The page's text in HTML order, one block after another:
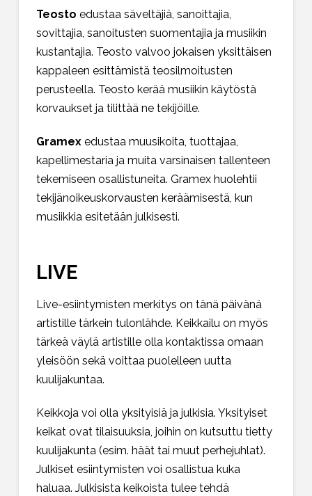
Teosto edustaa säveltäjiä, sanoittajia,
sovittajia, sanoitusten suomentajia ja musiikin
kustantajia. Teosto valvoo jokaisen yksittäisen
kappaleen esittämistä teosilmoitusten
perusteella. Teosto kerää musiikin käytöstä
korvaukset ja tilittää ne tekijöille.
Gramexedustaa muusikoita, tuottajaa,
kapellimestaria ja muita varsinaisen tallenteen
tekemiseen osallistuneita. Gramex huolehtii
tekijänoikeuskorvausten keräämisestä, kun
musiikkia esitetään julkisesti.
LIVE
Live-esiintymisten merkitys on tänä päivänä
artistille tärkein tulonlähde. Keikkailu on myös
tärkeä väylä artistille olla kontaktissa omaan
yleisöön sekä voittaa puolelleen uutta
kuulijakuntaa.
Keikkoja voi olla yksityisiä ja julkisia. Yksityiset
keikat ovat tilaisuuksia, joihin on kutsuttu tietty
kuulijakunta (esim. häät tai muut perhejuhlat).
Julkiset esiintymisten voi osallistua kuka
haluaa. Julkisista keikoista tulee tehdä